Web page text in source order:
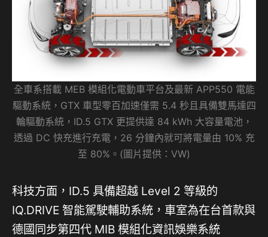
全車系搭載 MEB 模組化電動車平台及最新 APP550 電能
驅動系統，GTX 車型零百加速僅需 5.4 秒且具備雙馬達四
輪驅動系統，ID.5 GTX 更提供達 84 kWh 大容量電池，
透過 DC 快充進行充電，26 分鐘內就可將電量由 10% 充
至 80%。(圖片提供：VW)
科技方面，ID.5 具備超越 Level 2 等級的
IQ.DRIVE 智能駕駛輔助系統，車室為在台首款與
德國同步第四代 MIB 模組化資訊娛樂系統